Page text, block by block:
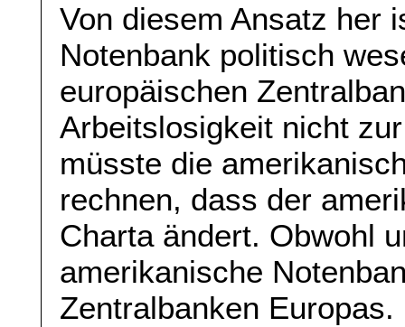
Von diesem Ansatz her
Notenbank politisch
europäischen
Arbeitslosigkeit nicht
müsste die
rechnen, dass der
Charta ändert. Obwohl
amerikanische
Zentralbanken Europas.